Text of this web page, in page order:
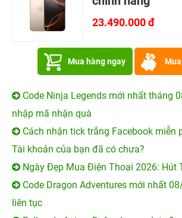
nhập mã nhận quà
Cách nhận tick trắng Facebook miễn
Tài khoản của bạn đã có chưa?
Ngày Đẹp Mua Điện Thoại 2026: Hút
liên tục
Full code Anime Defenders update 9
T08/2026
KHUYẾN MẠI